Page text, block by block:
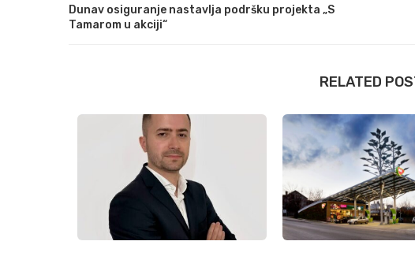
Dunav osiguranje nastavlja podršku projekta „S
Tamarom u akciji“
RELATED